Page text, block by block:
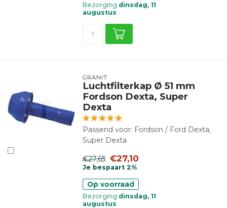
Bezorging dinsdag, 11
augustus
GRANIT
Luchtfilterkap Ø 51 mm
Fordson Dexta, Super
Dexta
Passend voor: Fordson / Ford Dexta,
Super Dexta
€27,65 €27,10
Je bespaart 2%
Op voorraad
Bezorging dinsdag, 11
augustus